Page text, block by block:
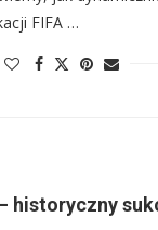
FIFA …
historyczny